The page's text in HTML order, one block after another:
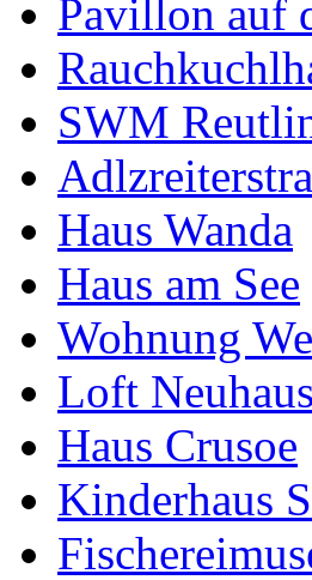
Pavillon auf
SWM
Haus Wanda
Haus am See
Wohnung
Loft
Haus Crusoe
Kinderhaus